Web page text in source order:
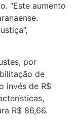
“Este aumento
por
de
invés de R$
R$ 86,66.